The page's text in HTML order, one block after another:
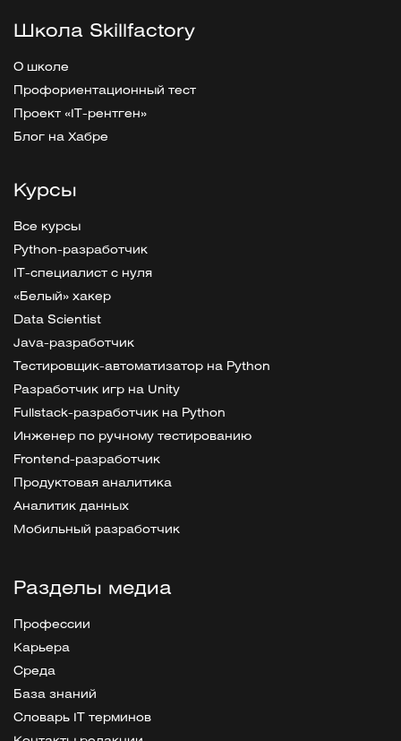
Школа Skillfactory
О школе
Профориентационный тест
Проект «IT-рентген»
Блог на Хабре
Курсы
Все курсы
Python-разработчик
IT-специалист с нуля
«Белый» хакер
Data Scientist
Java-разработчик
Тестировщик-автоматизатор на Python
Разработчик игр на Unity
Fullstack-разработчик на Python
Инженер по ручному тестированию
Frontend-разработчик
Продуктовая аналитика
Аналитик данных
Мобильный разработчик
Разделы медиа
Профессии
Карьера
Среда
База знаний
Словарь IT терминов